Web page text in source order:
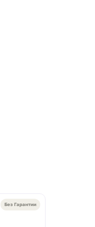
Без Гарантии